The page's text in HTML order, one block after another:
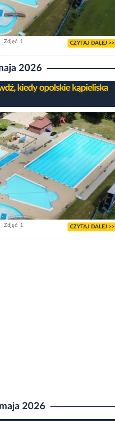
Zdjęć: 1 CZYTAJ DALEJ >>
2026
kiedy opolskie kąpieliska
Zdjęć: 1 CZYTAJ DALEJ >>
2026